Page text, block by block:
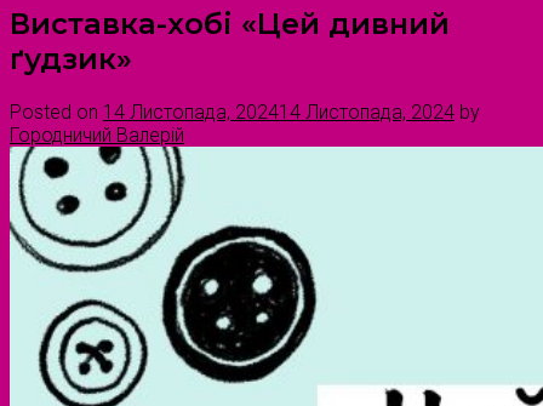
Виставка-хобі «Цей дивний
ґудзик»
Posted on 14 Листопада, 202414 Листопада, 2024 by
Городничий Валерій